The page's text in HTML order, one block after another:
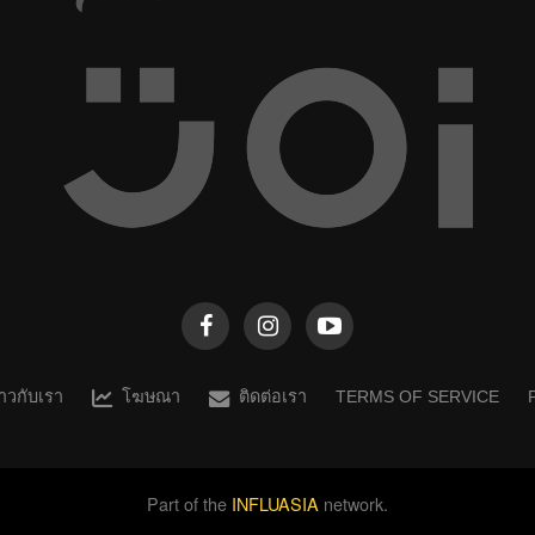
วกับเรา โฆษณา ติดต่อเรา TERMS OF SERVICE
Part of the INFLUASIA network.